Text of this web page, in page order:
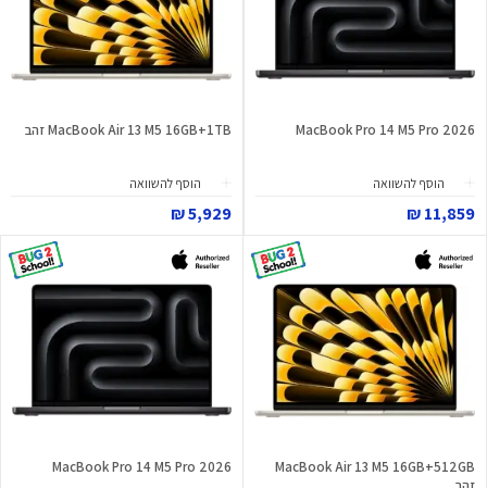
MacBook Pro 14 M5 Pro 2026
הוסף להשוואה
11,859 ₪
MacBook Air 13 M5 16GB+1TB זהב
הוסף להשוואה
5,929 ₪
MacBook Air 13 M5 16GB+512GB
MacBook Pro 14 M5 Pro 2026